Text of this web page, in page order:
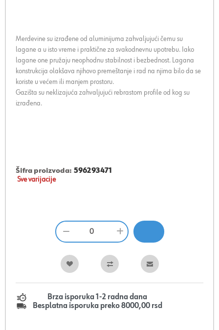
Merdevine su izrađene od aluminijuma zahvaljujući čemu su
lagane a u isto vreme i praktične za svakodnevnu upotrebu. Iako
lagane one pružaju neophodnu stabilnost i bezbednost. Lagana
konstrukcija olakšava njihovo premeštanje i rad na njima bilo da se
koriste u većem ili manjem prostoru.
Gazišta su neklizajuća zahvaljujući rebrastom profile od kog su
izrađena.
Šifra proizvoda: 596293471
Sve varijacije
Brza isporuka 1-2 radna dana
Besplatna isporuka preko 8000,00 rsd